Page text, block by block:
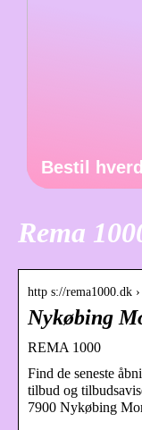
Bestil
Rema
http s://rema1000.dk ›
Nykøbing
REMA 1000
Find de seneste
tilbud og
7900 Nykøbing